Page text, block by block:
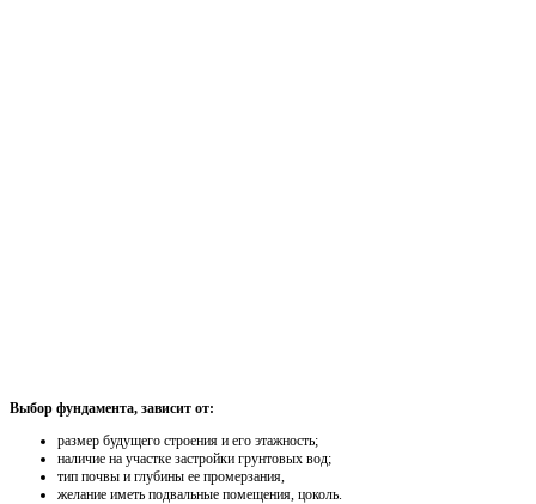
Выбор фундамента, зависит от:
размер будущего строения и его этажность;
наличие на участке застройки грунтовых вод;
тип почвы и глубины ее промерзания,
желание иметь подвальные помещения, цоколь.